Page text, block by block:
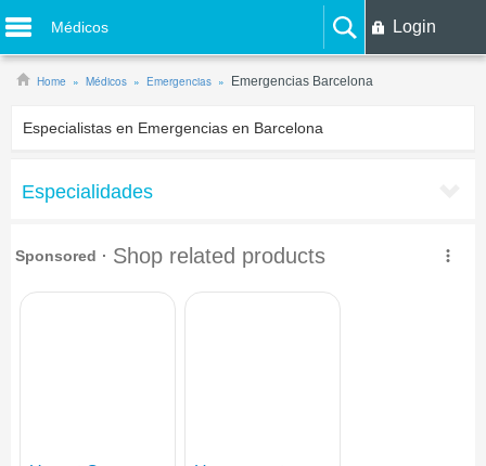
Médicos Login
Home Médicos Emergencias Emergencias Barcelona
Especialistas en Emergencias en Barcelona
Especialidades